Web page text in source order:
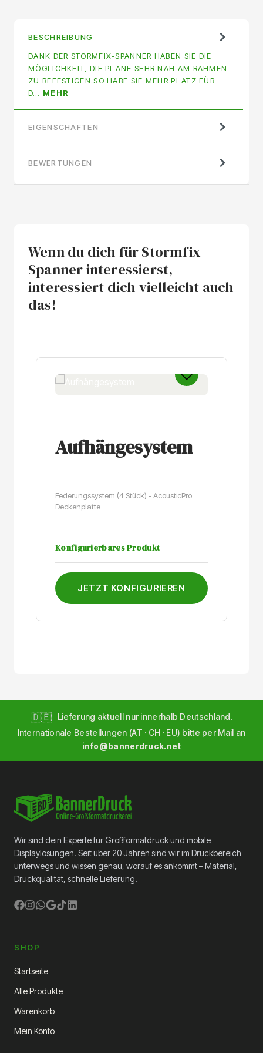
BESCHREIBUNG
DANK DER STORMFIX-SPANNER HABEN SIE DIE
MÖGLICHKEIT, DIE PLANE SEHR NAH AM RAHMEN
ZU BEFESTIGEN.SO HABE SIE MEHR PLATZ FÜR
D… MEHR
EIGENSCHAFTEN
BEWERTUNGEN
Wenn du dich für Stormfix-
Spanner interessierst,
interessiert dich vielleicht auch
das!
Aufhängesystem
Federungssystem (4 Stück) - AcousticPro
Deckenplatte
Konfigurierbares Produkt
JETZT KONFIGURIEREN
🇩🇪
Lieferung aktuell nur innerhalb Deutschland.
Internationale Bestellungen (AT · CH · EU) bitte per Mail an
info@bannerdruck.net
Wir sind dein Experte für Großformatdruck und mobile
Displaylösungen. Seit über 20 Jahren sind wir im Druckbereich
unterwegs und wissen genau, worauf es ankommt – Material,
Druckqualität, schnelle Lieferung.
SHOP
Startseite
Alle Produkte
Warenkorb
Mein Konto